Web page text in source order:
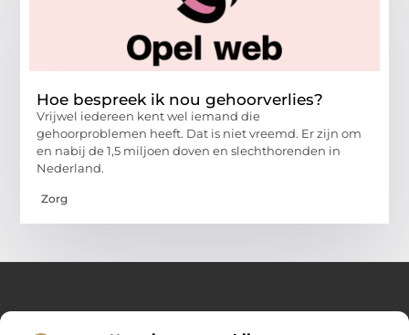
Hoe bespreek ik nou gehoorverlies?
Vrijwel iedereen kent wel iemand die
gehoorproblemen heeft. Dat is niet vreemd. Er zijn om
en nabij de 1,5 miljoen doven en slechthorenden in
Nederland.
Zorg